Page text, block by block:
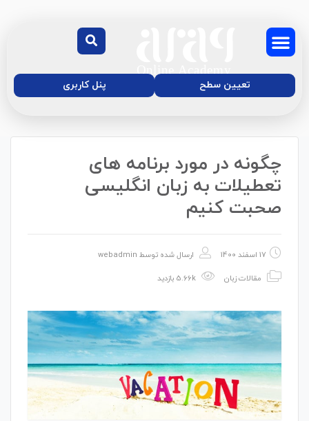
تعیین سطح پنل کاربری
چگونه در مورد برنامه های
تعطیلات به زبان انگلیسی
صحبت کنیم
17 اسفند 1400 ارسال شده توسط webadmin
مقالات زبان